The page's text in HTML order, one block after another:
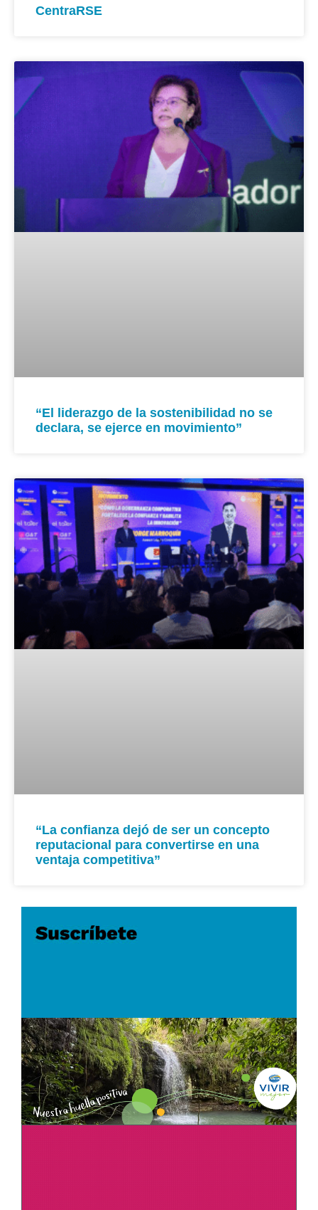
CentraRSE
“El liderazgo de la sostenibilidad no se
declara, se ejerce en movimiento”
“La confianza dejó de ser un concepto
reputacional para convertirse en una
ventaja competitiva”